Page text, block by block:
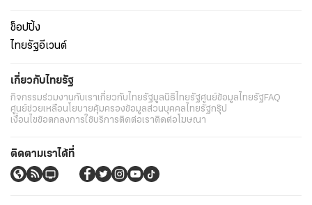
ช็อปปิ้ง
ไทยรัฐอีเวนต์
เกี่ยวกับไทยรัฐ
กิจกรรมร่วมงานกับเราเกี่ยวกับไทยรัฐมูลนิธิไทยรัฐศูนย์ข้อมูลไทยรัฐ FAQ
ศูนย์ช่วยเหลือนโยบายคุ้มครองข้อมูลส่วนบุคคลไทยรัฐกรุ๊ป
เงื่อนไขข้อตกลงการใช้บริการติดต่อเราติดต่อโฆษณา
ติดตามเราได้ที่